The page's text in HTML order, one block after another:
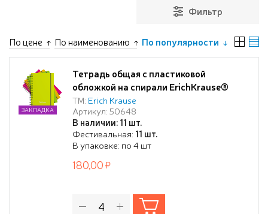
Фильтр
По цене По наименованию По популярности
Тетрадь общая с пластиковой
обложкой на спирали ErichKrause®
Neon, ассорти, А6, 80 листов, клетка,
на резинке
ТМ: Erich Krause
Артикул: 50648
В наличии: 11 шт.
Фестивальная: 11 шт.
В упаковке: по 4 шт
ЗАКЛАДКА
180,00